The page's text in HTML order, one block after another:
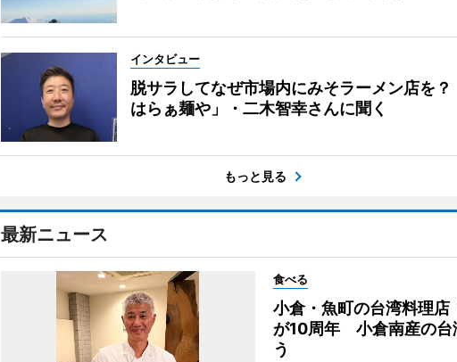
インタビュー
脱サラしてなぜ市場内にみそラーメン店を
はらぁ麺や」・二木智幸さんに聞く
もっと見る
最新ニュース
食べる
小倉・魚町の台湾料理店
が10周年 小倉南産の台
う